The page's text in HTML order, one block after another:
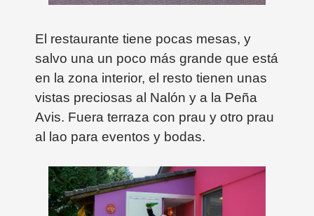
El restaurante tiene pocas mesas, y
salvo una un poco más grande que está
en la zona interior, el resto tienen unas
vistas preciosas al Nalón y a la Peña
Avis. Fuera terraza con prau y otro prau
al lao para eventos y bodas.